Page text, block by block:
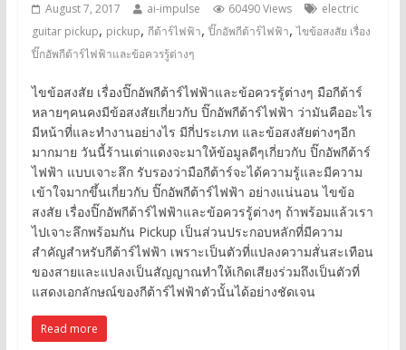
August 7, 2017 ai-impulse 60490 Views
electric
guitar pickup, pickup, กีต้าร์ไฟฟ้า,ปิ๊กอัพกีต้าร์ไฟฟ้า,ไขข้อสงสัย เรื่อง
ปิ๊กอัพกีต้าร์ไฟฟ้าและข้อควรรู้ต่างๆ
ไขข้อสงสัย เรื่องปิ๊กอัพกีต้าร์ไฟฟ้าและข้อควรรู้ต่างๆ มือกีต้าร์
หลายๆคนคงมีข้อสงสัยเกี่ยวกับ ปิ๊กอัพกีต้าร์ไฟฟ้า ว่ามันคืออะไร
มีหน้าที่และทำงานอย่างไร มีกี่ประเภท และข้อสงสัยต่างๆอีก
มากมาย วันนี้ร้านเต่าแดงจะมาให้ข้อมูลดีๆเกี่ยวกับ ปิ๊กอัพกีต้าร์
ไฟฟ้า แบบเจาะลึก รับรองว่ามือกีต้าร์จะได้ความรู้และมีความ
เข้าใจมากขึ้นเกี่ยวกับ ปิ๊กอัพกีต้าร์ไฟฟ้า อย่างแน่นอน ไขข้อ
สงสัย เรื่องปิ๊กอัพกีต้าร์ไฟฟ้าและข้อควรรู้ต่างๆ ถ้าพร้อมแล้วเรา
ไปเจาะลึกพร้อมกัน Pickup เป็นส่วนประกอบหลักที่มีความ
สำคัญสำหรับกีต้าร์ไฟฟ้า เพราะเป็นตัวที่แปลงความสั่นสะเทือน
ของสายและแปลงเป็นสัญญาณทำให้เกิดเสียงร่วมถึงเป็นตัวที่
แสดงเอกลักษณ์ของกีต้าร์ไฟฟ้าตัวนั้นได้อย่างชัดเจน
Read more